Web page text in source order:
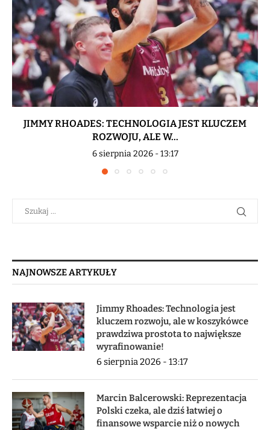
JIMMY RHOADES: TECHNOLOGIA JEST KLUCZEM
ROZWOJU, ALE W...
6 sierpnia 2026 - 13:17
NAJNOWSZE ARTYKUŁY
Jimmy Rhoades: Technologia jest
kluczem rozwoju, ale w koszykówce
prawdziwa prostota to największe
wyrafinowanie!
6 sierpnia 2026 - 13:17
Marcin Balcerowski: Reprezentacja
Polski czeka, ale dziś łatwiej o
finansowe wsparcie niż o nowych